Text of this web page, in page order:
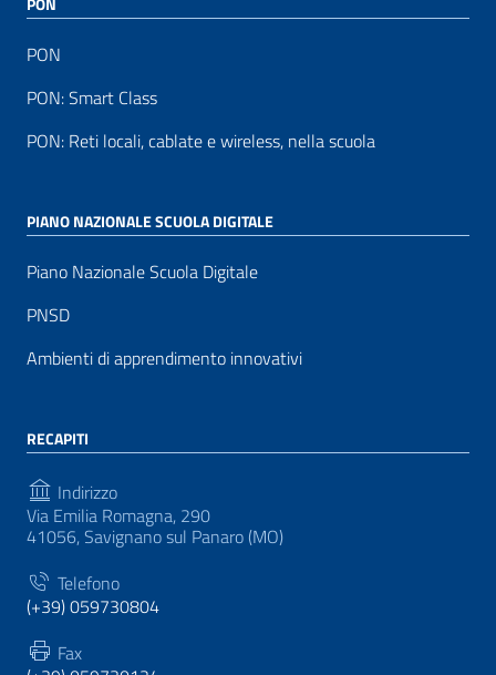
PON
PON: Smart Class
PON: Reti locali, cablate e wireless, nella scuola
PIANO NAZIONALE SCUOLA DIGITALE
Piano Nazionale Scuola Digitale
PNSD
Ambienti di apprendimento innovativi
RECAPITI
Indirizzo
Via Emilia Romagna, 290
41056, Savignano sul Panaro (MO)
Telefono
(+39) 059730804
Fax